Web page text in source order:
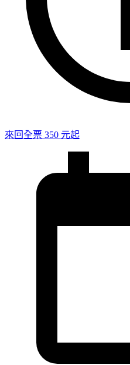
來回全票 350 元起